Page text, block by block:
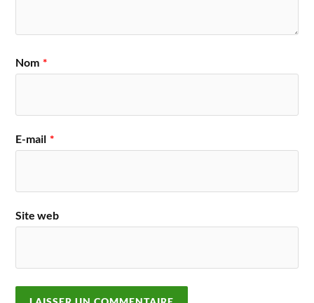
Nom *
E-mail *
Site web